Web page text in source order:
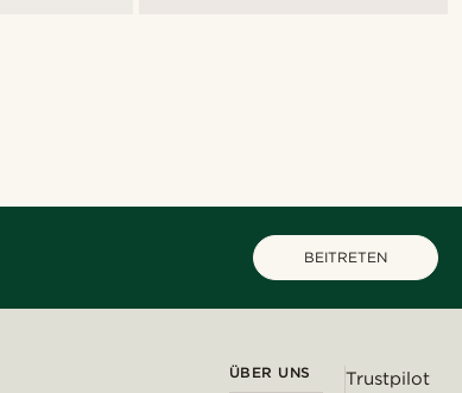
BEITRETEN
ÜBER UNS Trustpilot